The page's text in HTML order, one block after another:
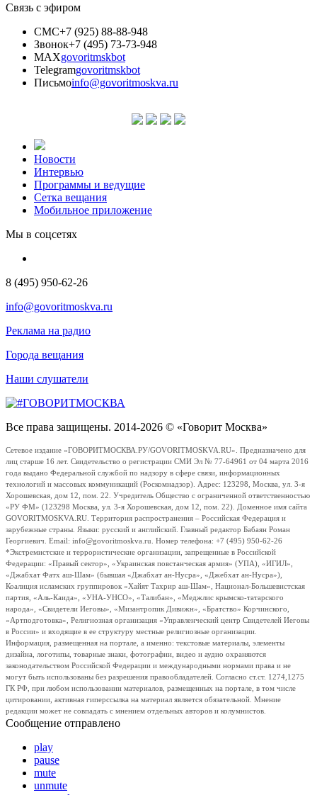
Связь с эфиром
СМС+7 (925) 88-88-948
Звонок+7 (495) 73-73-948
MAXgovoritmskbot
Telegramgovoritmskbot
Письмоinfo@govoritmoskva.ru
Новости
Интервью
Программы и ведущие
Сетка вещания
Мобильное приложение
Мы в соцсетях
8 (495) 950-62-26
info@govoritmoskva.ru
Реклама на радио
Города вещания
Наши слушатели
Все права защищены. 2014-2026 © «Говорит Москва»
Сетевое издание «ГОВОРИТМОСКВА.РУ/GOVORITMOSKVA.RU». Предназначено для
лиц старше 16 лет. Свидетельство о регистрации СМИ Эл № 77-64961 от 04 марта 2016
года выдано Федеральной службой по надзору в сфере связи, информационных
технологий и массовых коммуникаций (Роскомнадзор). Адрес: 123298, Москва, ул. 3-я
Хорошевская, дом 12, пом. 22. Учредитель Общество с ограниченной ответственностью
«РУ ФМ» (123298 Москва, ул. 3-я Хорошевская, дом 12, пом. 22). Доменное имя сайта
GOVORITMOSKVA.RU. Территория распространения – Российская Федерация и
зарубежные страны. Языки: русский и английский. Главный редактор Бабаян Роман
Георгиевич. Email: info@govoritmoskva.ru. Номер телефона: +7 (495) 950-62-26
*Экстремистские и террористические организации, запрещенные в Российской
Федерации: «Правый сектор», «Украинская повстанческая армия» (УПА), «ИГИЛ»,
«Джабхат Фатх аш-Шам» (бывшая «Джабхат ан-Нусра», «Джебхат ан-Нусра»),
Коалиция исламских группировок «Хайят Тахрир аш-Шам», Национал-Большевистская
партия, «Аль-Каида», «УНА-УНСО», «Талибан», «Меджлис крымско-татарского
народа», «Свидетели Иеговы», «Мизантропик Дивижн», «Братство» Корчинского,
«Артподготовка», Религиозная организация «Управленческий центр Свидетелей Иеговы
в России» и входящие в ее структуру местные религиозные организации.
Информация, размещенная на портале, а именно: текстовые материалы, элементы
дизайна, логотипы, товарные знаки, фотографии, видео и аудио охраняются
законодательством Российской Федерации и международными нормами права и не
могут быть использованы без разрешения правообладателей. Согласно ст.ст. 1274,1275
ГК РФ, при любом использовании материалов, размещенных на портале, в том числе
цитировании, активная гиперссылка на материал является обязательной. Мнение
редакции может не совпадать с мнением отдельных авторов и колумнистов.
Сообщение отправлено
play
pause
mute
unmute